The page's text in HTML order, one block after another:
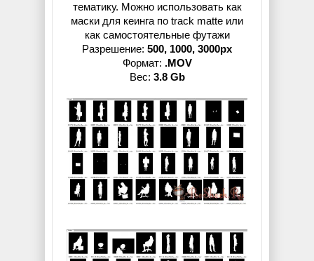
тематику. Можно использовать как
маски для кеинга по track matte или
как самостоятельные футажи
Разрешение: 500, 1000, 3000px
Формат: .MOV
Вес: 3.8 Gb